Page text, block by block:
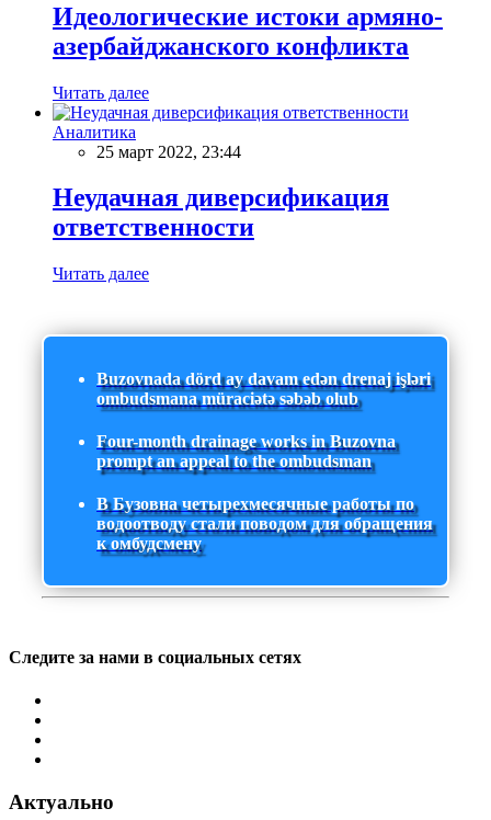
Идеологические истоки армяно-
азербайджанского конфликта
Читать далее
Аналитика
25 март 2022, 23:44
Неудачная диверсификация
ответственности
Читать далее
Buzovnada dörd ay davam edən drenaj işləri
ombudsmana müraciətə səbəb olub
Four-month drainage works in Buzovna
prompt an appeal to the ombudsman
В Бузовна четырехмесячные работы по
водоотводу стали поводом для обращения
к омбудсмену
Следите за нами в социальных сетях
Актуально